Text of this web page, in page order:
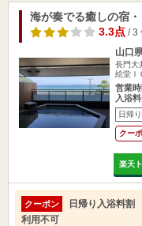
海が奏でる癒しの宿
3.3点/ 3
山口
長門大
絵堂Ｉ
営業
入浴
日帰り
クー
楽天
クーポン
日帰り入浴料
利用不可